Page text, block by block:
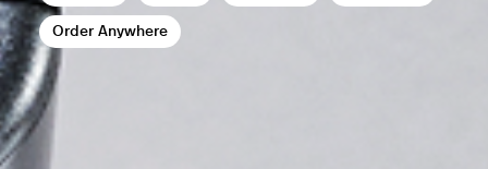
Order Anywhere